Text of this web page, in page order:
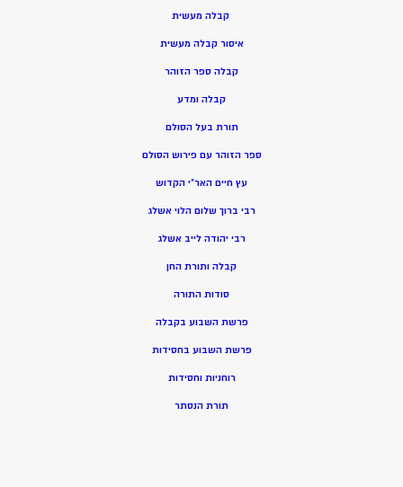
קבלה מעשית
איסור קבלה מעשית
קבלה ספר הזוהר
קבלה ומדע
תורת בעל הסולם
ספר הזוהר עם פירוש הסולם
עץ חיים האר”י הקדוש
רבי ברוך שלום הלוי אשלג
רבי יהודה לייב אשלג
קבלה ותורת החן
סודות התורה
פרשת השבוע בקבלה
פרשת השבוע בחסידות
רוחניות וחסידות
תורת הנסתר